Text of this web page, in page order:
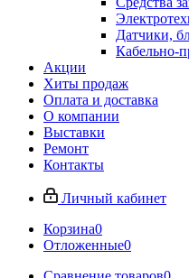
Датчики,
Кабельно-
Акции
Хиты продаж
Оплата и доставка
О компании
Выставки
Ремонт
Контакты
Личный кабинет
Корзина0
Отложенные0